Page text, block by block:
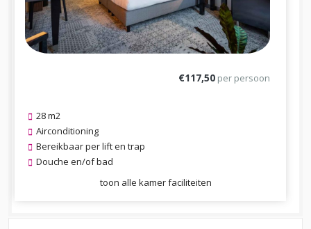
€117,50 per persoon
28 m2
Airconditioning
Bereikbaar per lift en trap
Douche en/of bad
toon alle kamer faciliteiten